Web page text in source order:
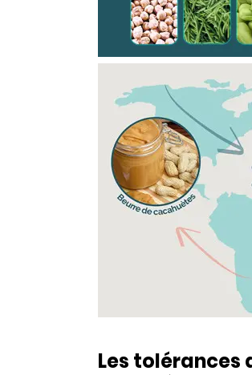
Les tolérances